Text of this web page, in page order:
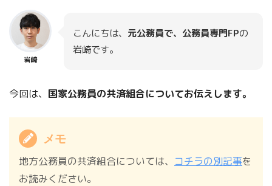
岩崎
こんにちは、 元公務員で、公務員専門FPの
岩崎です。
今回は、 国家公務員の共済組合についてお伝えします。
メモ
地方公務員の共済組合については、 コチラの別記事を
お読みください。